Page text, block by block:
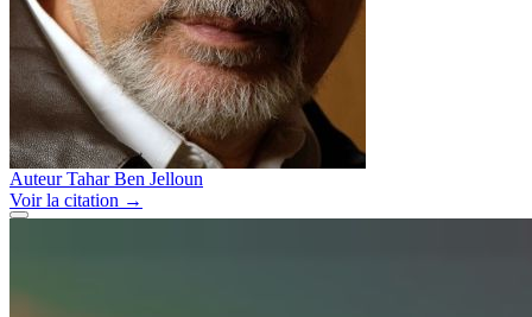
Auteur Tahar Ben Jelloun
Voirla citation →